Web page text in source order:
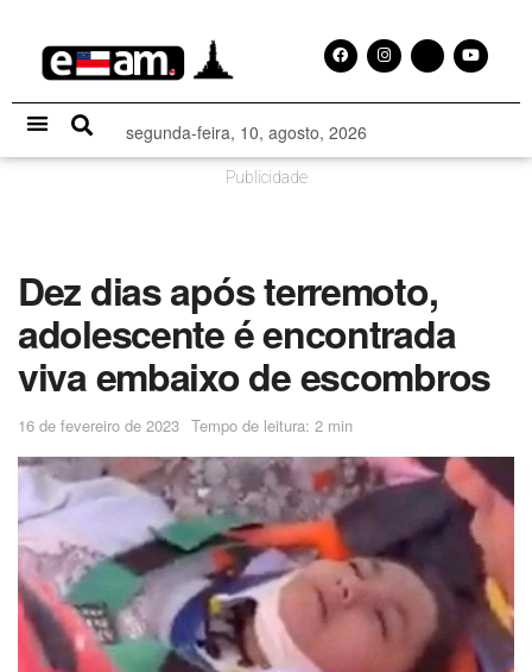
segunda-feira, 10, agosto, 2026
Publicidade
Dez dias após terremoto,
adolescente é encontrada
viva embaixo de escombros
16 de fevereiro de 2023 Tempo de leitura: 2 min